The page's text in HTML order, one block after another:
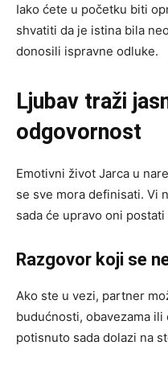
Iako ćete u početku biti
shvatiti da je istina bila
donosili ispravne odluke.
Ljubav traži
odgovornost
Emotivni život Jarca u
se sve mora definisati. Vi
sada će upravo oni
Razgovor koji se
Ako ste u vezi, partner
budućnosti, obavezama
potisnuto sada dolazi na